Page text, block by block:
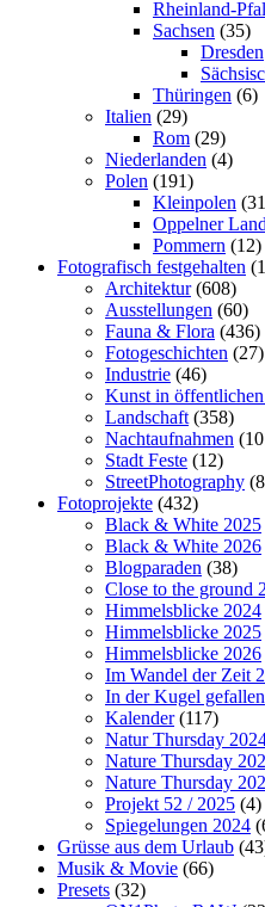
Rheinland-
Sachsen (35)
Dresden
Thüringen (6)
Italien (29)
Rom (29)
Niederlanden (4)
Polen (191)
Kleinpolen
Oppelner Land
Pommern (12)
Fotografisch festgehalten
Architektur(608)
Ausstellungen (60)
Fauna & Flora (436)
Fotogeschichten (27)
Industrie (46)
Kunst in
Landschaft (358)
Nachtaufnahmen
Stadt Feste (12)
StreetPhotography
Fotoprojekte (432)
Black & White 2025
Black & White 2026
Blogparaden (38)
Close to the ground
Himmelsblicke 2024
Himmelsblicke 2025
Himmelsblicke 2026
Im Wandel der Zeit
In der Kugel gefallen
Kalender(117)
Natur Thursday
Nature Thursday
Nature Thursday
Projekt 52 / 2025 (4)
Spiegelungen 2024
Grüsse aus dem Urlaub
Musik & Movie (66)
Presets (32)